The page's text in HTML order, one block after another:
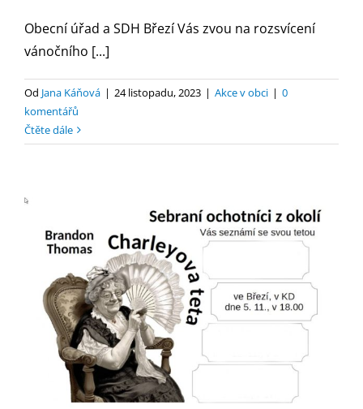
Obecní úřad a SDH Březí Vás zvou na rozsvícení
vánočního [...]
Od Jana Káňová | 24 listopadu, 2023 | Akce v obci | 0
komentářů
Čtěte dále